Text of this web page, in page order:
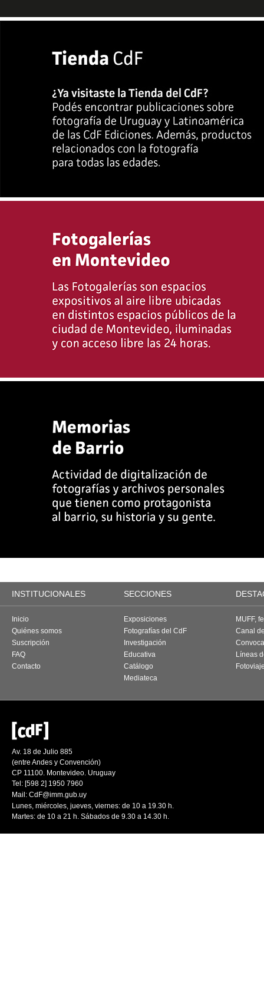
INSTITUCIONALES SECCIONES
Inicio
Quiénes somos
Suscripción
FAQ
Contacto
Exposiciones
Fotografías del CdF
Investigación
Educativa
Catálogo
Mediateca
MUFF,
Canal
Líneas
Av. 18 de Julio 885
(entre Andes y Convención)
CP 11100. Montevideo. Uruguay
Tel: [598 2] 1950 7960
Mail: CdF@imm.gub.uy
Lunes, miércoles, jueves, viernes: de 10 a 19.30 h.
Martes: de 10 a 21 h. Sábados de 9.30 a 14.30 h.